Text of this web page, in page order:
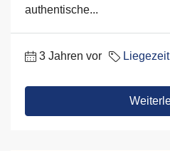
authentische...
3 Jahren vor Liegezeit